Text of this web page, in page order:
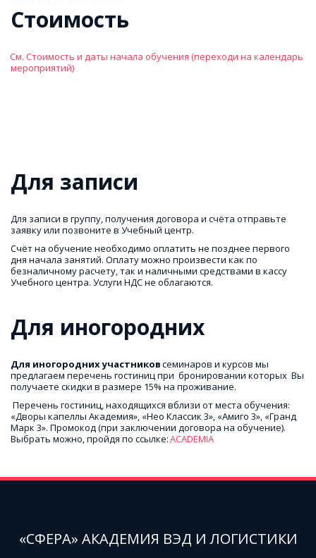
Стоимость
См. Стоимость и даты начала обучения (переходи на календарь
мероприятий)
Для записи
Для записи в группу, получения договора и счёта отправьте
заявку или позвоните в Учебный центр.
Счёт на обучение необходимо оплатить не позднее первого
дня начала занятий. Оплату можно произвести как по
безналичному расчету, так и наличными средствами в кассу
Учебного центра. Услуги НДС не облагаются.
Для иногородних
Для иногородних участников семинаров и курсов мы
предлагаем перечень гостиниц при  бронировании которых  Вы
получаете скидки в размере 15% на проживание.
«Дворы капеллы Академия», «Нео Классик 3», «Амиго 3», «Гранд
Марк 3». Промокод (при заключении договора на обучение).
Выбрать можно, пройдя по ссылке: ACADEMIA
«СФЕРА» АКАДЕМИЯ ВЭД И ЛОГИСТИКИ